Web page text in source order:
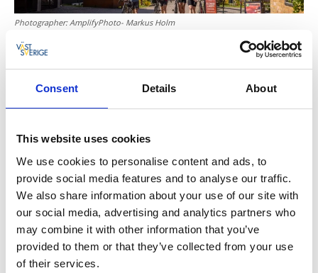
Consent Details About
This website uses cookies
We use cookies to personalise content and ads, to
provide social media features and to analyse our traffic.
We also share information about your use of our site with
our social media, advertising and analytics partners who
may combine it with other information that you’ve
provided to them or that they’ve collected from your use
of their services.
Photographer: AmplifyPhoto- Markus Holm
Under et kortere depotstopp bør du prioritere å få
ølbryggeriet
Bröd & Malt.
4. Alingsås
Elsker du kaffe og kaker og vil vite mer om den
svenske kafé- og bakerihistorien? Da skal du bli med
på en guidet, ekte svensk fikavandring blant
pittoreske, brosteinsbelagte gater og koselige
bakgårder iFikabyen Alingsås. Velger du å overnatte,
kan du bestille en klappet og klar fikavandringspakke
påGrand Hotel Alingsås